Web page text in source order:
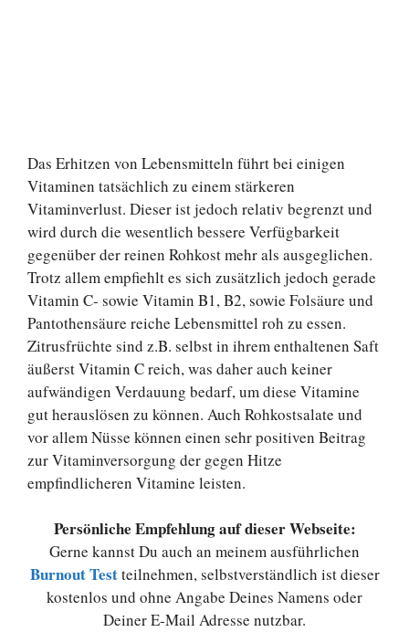
Das Erhitzen von Lebensmitteln führt bei einigen
Vitaminen tatsächlich zu einem stärkeren
Vitaminverlust. Dieser ist jedoch relativ begrenzt und
wird durch die wesentlich bessere Verfügbarkeit
gegenüber der reinen Rohkost mehr als ausgeglichen.
Trotz allem empfiehlt es sich zusätzlich jedoch gerade
Vitamin C- sowie Vitamin B1, B2, sowie Folsäure und
Pantothensäure reiche Lebensmittel roh zu essen.
Zitrusfrüchte sind z.B. selbst in ihrem enthaltenen Saft
äußerst Vitamin C reich, was daher auch keiner
aufwändigen Verdauung bedarf, um diese Vitamine
gut herauslösen zu können. Auch Rohkostsalate und
vor allem Nüsse können einen sehr positiven Beitrag
zur Vitaminversorgung der gegen Hitze
empfindlicheren Vitamine leisten.
Persönliche Empfehlung auf dieser Webseite:
Gerne kannst Du auch an meinem ausführlichen
Burnout Testteilnehmen, selbstverständlich ist dieser
kostenlos und ohne Angabe Deines Namens oder
Deiner E-Mail Adresse nutzbar.